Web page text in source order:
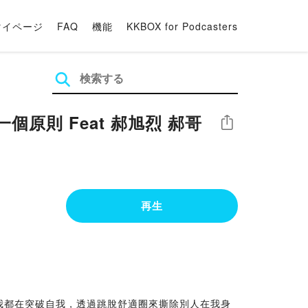
ページ FAQ 機能 KKBOX for Podcasters
個原則 Feat 郝旭烈 郝哥 シェア
再生
在突破自我，透過跳脫舒適圈來撕除別人在我身